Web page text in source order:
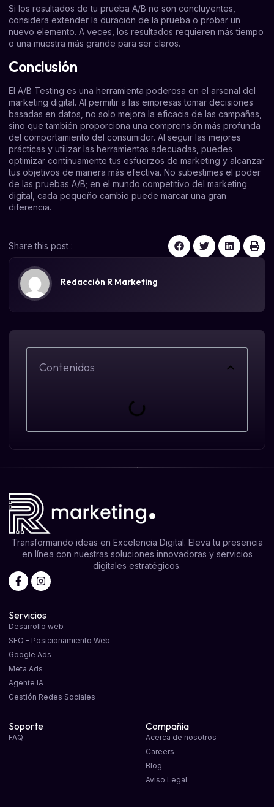
Si los resultados de tu prueba A/B no son concluyentes,
considera extender la duración de la prueba o probar un
nuevo elemento. A veces, los resultados requieren más tiempo
o una muestra más grande para ser claros.
Conclusión
El A/B Testing es una herramienta poderosa en el arsenal del
marketing digital. Al permitir a las empresas tomar decisiones
basadas en datos, no solo mejora la eficacia de las campañas,
sino que también proporciona una comprensión más profunda
del comportamiento del consumidor. Al seguir las mejores
prácticas y utilizar las herramientas adecuadas, puedes
optimizar continuamente tus esfuerzos de marketing y alcanzar
tus objetivos de manera más efectiva. No subestimes el poder
de las pruebas A/B; en el mundo competitivo del marketing
digital, cada pequeño cambio puede marcar una gran
diferencia.
Share this post :
Redacción R Marketing
Contenidos
Transformando ideas en Excelencia Digital. Eleva tu presencia
en línea con nuestras soluciones innovadoras y servicios
digitales estratégicos.
Servicios
Desarrollo web
SEO - Posicionamiento Web
Google Ads
Meta Ads
Agente IA
Gestión Redes Sociales
Soporte
FAQ
Compañia
Acerca de nosotros
Careers
Blog
Aviso Legal